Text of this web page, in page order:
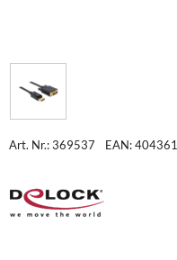
Art. Nr.: 369537 EAN: